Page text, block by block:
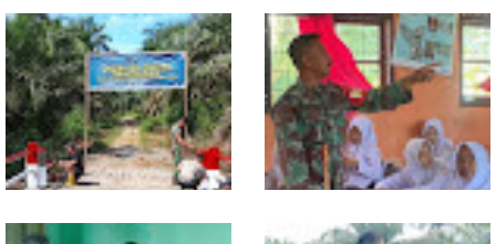
Lewat Komsos di Warung
Kopi, Babinsa Bangun Sinergi
dan Kekompakan Warga
Progres TNI AD Manunggal Air
Dikebut, Babinsa dan Warga
Dirikan Tower Polytank di
Belegen Mulia